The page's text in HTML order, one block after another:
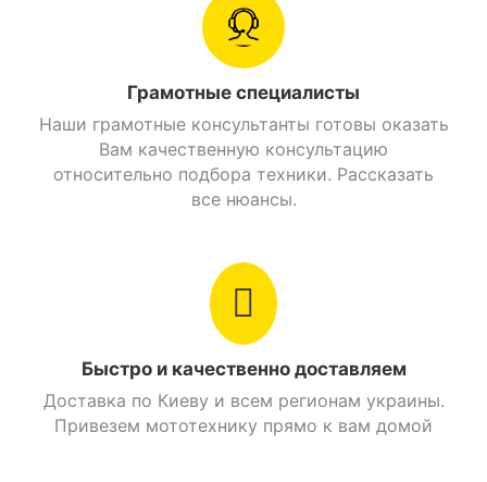
Тормозная система надежная, рассчитанная на
большие нагрузки. Она представлена дисками с
двухпоршневым суппортом на обоих колесах.
Дополнительным преимуществом является
наличие бескамерных шин на легкосплавных
провести за рулем достаточно долгое врем без
Страна производитель Китай
Производитель Lifan
Тип питания Бензин
154 кг.
скорость
Расход топлива 2,7 л./ 100 км.
Грамотные специалисты
Наши грамотные консультанты готовы оказать
Вам качественную консультацию
относительно подбора техники. Рассказать
все нюансы.
Быстро и качественно доставляем
Доставка по Киеву и всем регионам украины.
Привезем мототехнику прямо к вам домой